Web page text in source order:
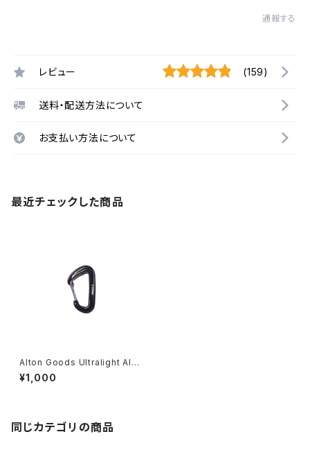
通報する
レビュー (159)
送料・配送方法について
お支払い方法について
最近チェックした商品
Alton Goods Ultralight Alu
minum Carabiner
¥1,000
同じカテゴリの商品